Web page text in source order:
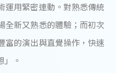
運用緊密連動。對熟悉傳統
全新又熟悉的體驗；而初次
富的演出與直覺操作，快速
」。